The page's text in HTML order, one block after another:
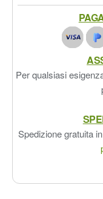
Per qualsiasi
Spedizione gratuita